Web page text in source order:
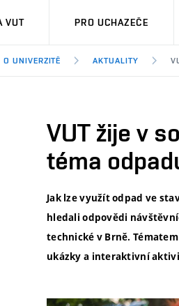
VUT PRO UCHAZEČE
O UNIVERZITĚ AKTUALITY
VUT žije v
téma
Jak lze využít odpad ve
hledali odpovědi
technické v Brně.
ukázky a interaktivní